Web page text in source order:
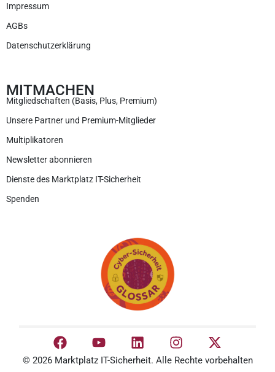
Impressum
AGBs
Datenschutzerklärung
MITMACHEN
Mitgliedschaften (Basis, Plus, Premium)
Unsere Partner und Premium-Mitglieder
Multiplikatoren
Newsletter abonnieren
Dienste des Marktplatz IT-Sicherheit
Spenden
© 2026 Marktplatz IT-Sicherheit. Alle Rechte vorbehalten